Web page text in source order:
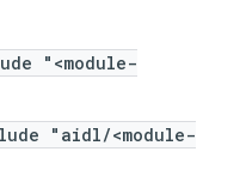
"<module-
"aidl/<module-